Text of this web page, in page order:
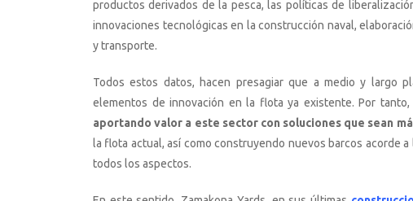
productos derivados de la pesca, las políticas de
innovaciones tecnológicas en la construcción naval,
y transporte.
Todos estos datos, hacen presagiar que a medio y largo
elementos de innovación en la flota ya existente. Por tanto,
aportando valor a este sector con soluciones que sean
la flota actual, así como construyendo nuevos barcos acorde
todos los aspectos.